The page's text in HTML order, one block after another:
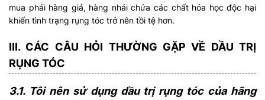
mua phải hàng giả, hàng nhái chứa các chất hóa học độc hại
khiến tình trạng rụng tóc trở nên tồi tệ hơn.
III. CÁC CÂU HỎI THƯỜNG GẶP VỀ DẦU TRỊ
RỤNG TÓC
3.1. Tôi nên sử dụng dầu trị rụng tóc của hãng